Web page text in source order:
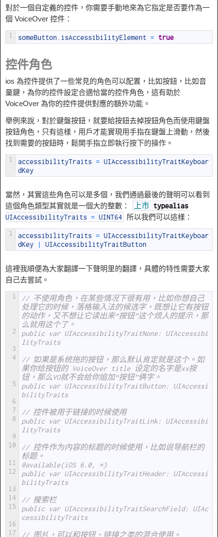
對於一個自定義的控件，你需要手動地來為它指定是否要作為一
個 VoiceOver 控件：
1 someButton isAccessibilityElement = true
控件角色
ios 為控件提供了一些常見的角色可以配置，比如按鈕，比如音
量鍵，為你的控件設定合適恰當的控件角色，這有助於
VoiceOver 為你的控件提供對應的額外功能。
舉例來說，對於鍵盤按鈕，就要給按鈕去掉按鈕角色而使用鍵盤
按鈕角色，只有這樣，用戶才能實現用手指在鍵盤上滑動，然後
找到需要的按鈕時，鬆開手指立即執行按下的操作。
1 accessibilityTraits = UIAccessibilityTraitKeyboar
dKey
當然，其實這些角色可以是多個，我們通過最後的聲明可以看到
這個角色類型其實就是一個大的整數：
上市 typealias
UIAccessibilityTraits = UINT64 所以我們可以這樣：
1 accessibilityTraits = UIAccessibilityTraitKeyboar
dKey
| UIAccessibilityTraitButton
這裡我順便為大家翻譯一下聲明里的翻譯，具體的特性需要大家
自己去嘗試。
1
2
3
4
5
6
7
8
9
10
11
12
13
14
15
16
17
// 不使用角色，在某些情况下很有用，比如你想自己
处理它的时候，落格输入法的候选字，既想让它有按钮
的动作，又不想让它读出来“按钮”这个烦人的提示，那
么就用这个了。
public var UIAccessibilityTraitNone: UIAccessibi
lityTraits
// 如果是系统拖的按钮，那么默认肯定就是这个。如
果你给按钮的 VoiceOver title 设定的名字是xx按
钮，那么VO就不会给你追加“按钮”俩字。
public var UIAccessibilityTraitButton: UIAccessi
bilityTraits
// 控件被用于链接的时候使用
public var UIAccessibilityTraitLink: UIAccessibi
lityTraits
// 控件作为内容的标题的时候使用，比如说导航栏的
标题。
@available(iOS 6.0, *)
public var UIAccessibilityTraitHeader: UIAccessi
bilityTraits
// 搜索栏
public var UIAccessibilityTraitSearchField: UIAc
cessibilityTraits
// 图片，可以和按钮、链接之类的混合使用。